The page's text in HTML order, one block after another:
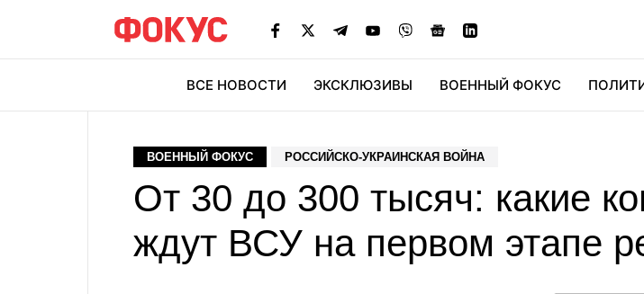
ВСЕ НОВОСТИ ЭКСКЛЮЗИВЫ ВОЕННЫЙ ФОКУС
ВОЕННЫЙ ФОКУС РОССИЙСКО-УКРАИНСКАЯ ВОЙНА
От 30 до 300 тысяч: какие
ждут ВСУ на первом этапе